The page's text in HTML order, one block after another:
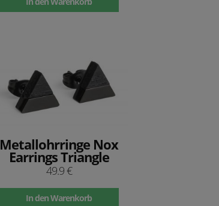
Metallohrringe Nox
Earrings Triangle
49.9 €
In den Warenkorb